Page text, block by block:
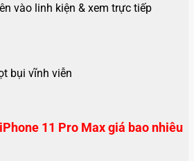
vào linh kiện & xem trực tiếp
bụi vĩnh viễn
11 Pro Max giá bao nhiêu